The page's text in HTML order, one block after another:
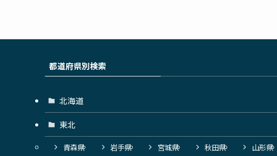
都道府県別検索
北海道
東北
青森県 岩手県 宮城県 秋田県 山形県